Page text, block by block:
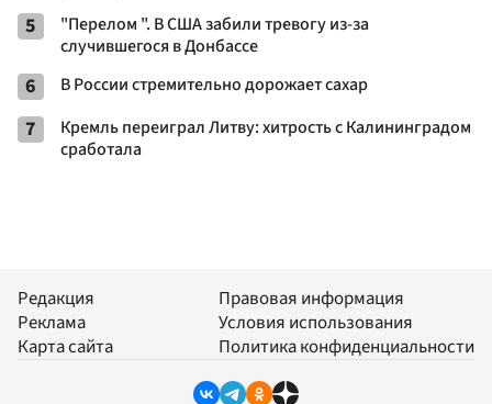
5
"Перелом ". В США забили тревогу из-за
случившегося в Донбассе
6 В России стремительно дорожает сахар
7
Кремль переиграл Литву: хитрость с Калининградом
сработала
Редакция
Реклама
Карта сайта
Правовая информация
Условия использования
Политика конфиденциальности